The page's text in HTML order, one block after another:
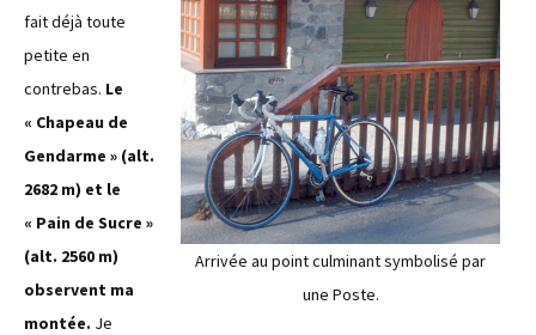
fait déjà toute
petite en
contrebas. Le
« Chapeau de
Gendarme » (alt.
2682 m) et le
« Pain de Sucre »
(alt. 2560 m)
observent ma
montée. Je
Arrivée au point culminant symbolisé par
une Poste.